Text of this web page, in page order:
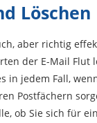
Löschen
aber richtig
der E-Mail Flut
in jedem Fall,
Postfächern
ob Sie sich für